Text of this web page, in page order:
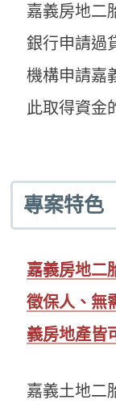
嘉義房地二
銀行申請過
機構申請嘉
此取得資金
專案特色
嘉義房地二
徵保人、無
義房地產皆
嘉義土地二